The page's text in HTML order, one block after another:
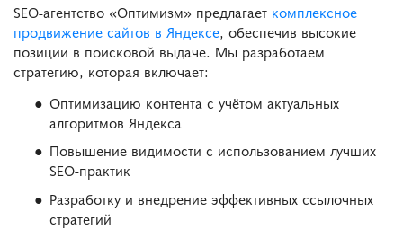
SEO-агентство «Оптимизм» предлагает комплексное
продвижение сайтов в Яндексе, обеспечив высокие
позиции в поисковой выдаче. Мы разработаем
стратегию, которая включает:
Оптимизацию контента с учётом актуальных
алгоритмов Яндекса
Повышение видимости с использованием лучших
SEO-практик
Разработку и внедрение эффективных ссылочных
стратегий